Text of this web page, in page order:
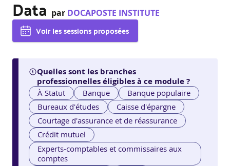
Data par DOCAPOSTE INSTITUTE
Voir les sessions proposées
Quelles sont les branches
professionnelles éligibles à ce module ?
À Statut Banque
Banque populaire
Bureaux d'études
Caisse d'épargne
Courtage d'assurance et de réassurance
Crédit mutuel
Experts-comptables et commissaires aux
comptes